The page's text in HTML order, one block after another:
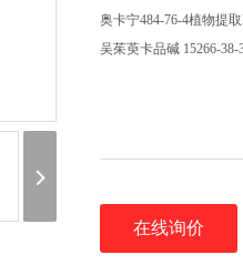
奥卡宁484-76-4植物提
吴茱萸卡品碱 15266-
在线询价